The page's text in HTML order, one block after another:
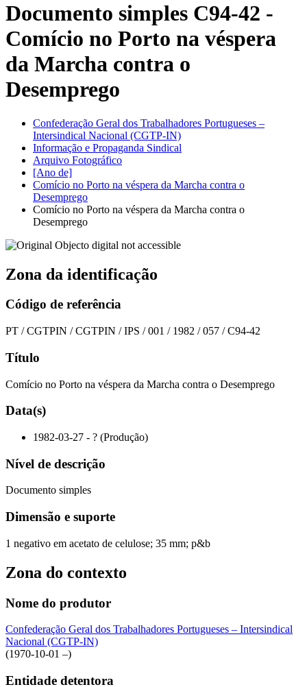
Documento simples C94-42 -
Comício no Porto na véspera
da Marcha contra o
Desemprego
Confederação Geral dos Trabalhadores Portugueses –
Intersindical Nacional (CGTP-IN)
Informação e Propaganda Sindical
Arquivo Fotográfico
[Ano de]
Comício no Porto na véspera da Marcha contra o
Desemprego
Comício no Porto na véspera da Marcha contra o
Desemprego
Zona da identificação
Código de referência
PT / CGTPIN / CGTPIN / IPS / 001 / 1982 / 057 / C94-42
Título
Comício no Porto na véspera da Marcha contra o Desemprego
Data(s)
1982-03-27 - ? (Produção)
Nível de descrição
Documento simples
Dimensão e suporte
1 negativo em acetato de celulose; 35 mm; p&b
Zona do contexto
Nome do produtor
Confederação Geral dos Trabalhadores Portugueses – Intersindical
Nacional (CGTP-IN)
(1970-10-01 –)
Entidade detentora